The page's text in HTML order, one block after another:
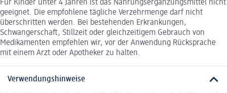
Für Kinder unter 4 Jahren ist das Nahrungsergänzungsmittel nicht
geeignet. Die empfohlene tägliche Verzehrmenge darf nicht
überschritten werden. Bei bestehenden Erkrankungen,
Schwangerschaft, Stillzeit oder gleichzeitigem Gebrauch von
Medikamenten empfehlen wir, vor der Anwendung Rücksprache
mit einem Arzt oder Apotheker zu halten.
Verwendungshinweise